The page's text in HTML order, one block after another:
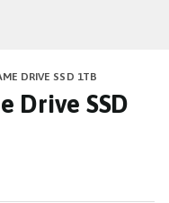
DRIVE SSD 1TB
Drive SSD